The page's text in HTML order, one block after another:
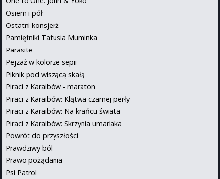
Osiem i pół
Ostatni konsjerż
Pamiętniki Tatusia Muminka
Parasite
Pejzaż w kolorze sepii
Piknik pod wiszącą skałą
Piraci z Karaibów - maraton
Piraci z Karaibów: Klątwa czarnej perły
Piraci z Karaibów: Na krańcu świata
Piraci z Karaibów: Skrzynia umarlaka
Powrót do przyszłości
Prawdziwy ból
Prawo pożądania
Psi Patrol